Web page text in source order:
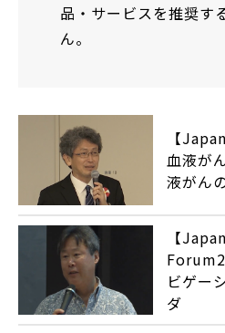
品・サービスを推奨す
ん。
【
血液が
液がん
【
ビゲー
ダ